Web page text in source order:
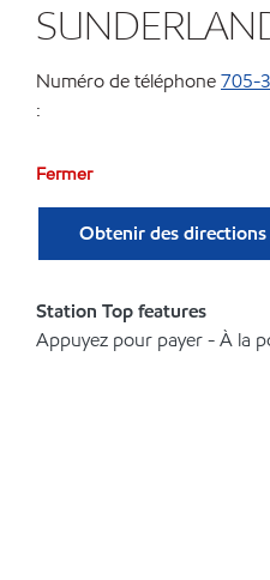
Numéro de téléphone
:
705-
Fermer
Obtenir des directions
Station Top features
Appuyez pour payer - À la